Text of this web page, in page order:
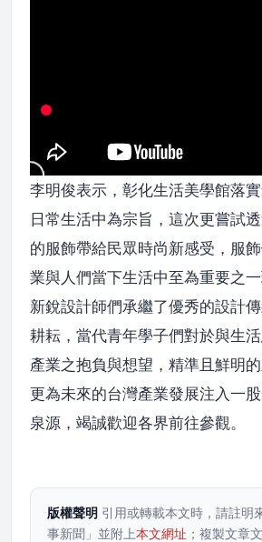
李明俊表示，彰化生活美學館落
日常生活中為宗旨，這次更嘗試
的服飾帶給民眾時尚新感受，服
業與人們當下生活中至為重要之
新銳設計師們承繼了優秀的設計
耕耘，當代青年學子們對於與生
產業之抱負與想望，精準且鮮明
更為未來的台灣產業發展注入一
泉源，竭誠歡迎各界前往參觀。
版權聲明 引用或轉載本文時，請註明
事新聞」並附上本文網址 ；複製文章